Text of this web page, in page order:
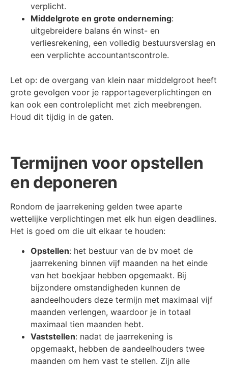
verplicht.
Middelgrote en grote onderneming:
uitgebreidere balans én winst- en
verliesrekening, een volledig bestuursverslag en
een verplichte accountantscontrole.
Let op: de overgang van klein naar middelgroot heeft
grote gevolgen voor je rapportageverplichtingen en
kan ook een controleplicht met zich meebrengen.
Houd dit tijdig in de gaten.
Termijnen voor opstellen
en deponeren
Rondom de jaarrekening gelden twee aparte
wettelijke verplichtingen met elk hun eigen deadlines.
Het is goed om die uit elkaar te houden:
Opstellen: het bestuur van de bv moet de
jaarrekening binnen vijf maanden na het einde
van het boekjaar hebben opgemaakt. Bij
bijzondere omstandigheden kunnen de
aandeelhouders deze termijn met maximaal vijf
maanden verlengen, waardoor je in totaal
maximaal tien maanden hebt.
Vaststellen: nadat de jaarrekening is
opgemaakt, hebben de aandeelhouders twee
maanden om hem vast te stellen. Zijn alle